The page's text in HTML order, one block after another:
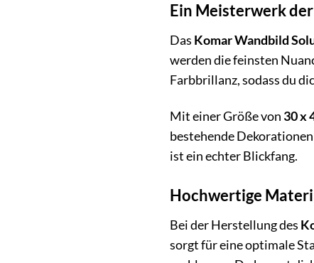
Ein Meisterwerk
Das Komar Wandbild
werden die feinsten
Farbbrillanz, sodass du
Mit einer Größe von 30 x
bestehende
ist ein echter Blickfang.
Hochwertige
Bei der Herstellung des
sorgt für eine optimale